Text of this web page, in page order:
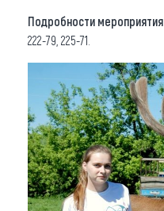
Подробности мероприятия
222-79, 225-71.